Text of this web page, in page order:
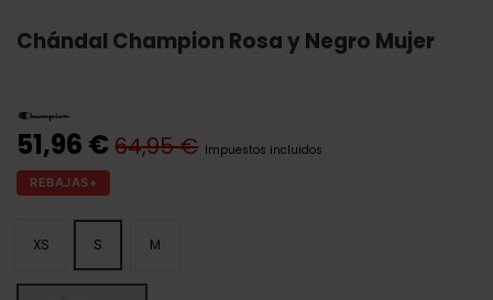
Chándal Champion Rosa y Negro Mujer
51,96 €64,95 € Impuestos incluidos
REBAJAS+
XS S M